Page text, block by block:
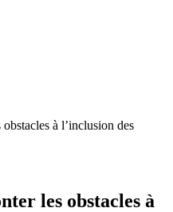
à l’inclusion des
les obstacles à